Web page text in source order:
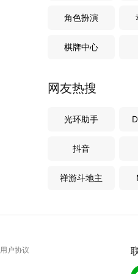
角色扮演
棋牌中心
网友热搜
光环助手
抖音
禅游斗地主
用户协议